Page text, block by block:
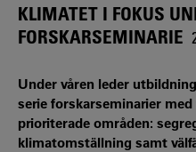
KLIMATET I FOKUS
FORSKARSEMINARIE
Under våren leder
serie forskarseminarier
prioriterade områden:
klimatomställning samt